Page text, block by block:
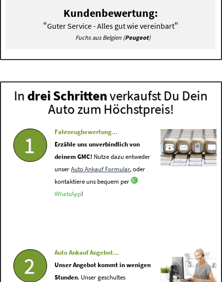
Kundenbewertung:
"Guter Service - Alles gut wie vereinbart"
Fuchs aus Belgien (Peugeot)
In drei Schrittenverkaufst Du Dein
Auto zum Höchstpreis!
1
Fahrzeugbewertung...
Erzähle uns unverbindlich von
deinem GMC! Nutze dazu entweder
unserAuto Ankauf Formular, oder
kontaktiere uns bequem per
WhatsApp!
2
Auto Ankauf Angebot...
Unser Angebot kommt in wenigen
Stunden. Unser geschultes